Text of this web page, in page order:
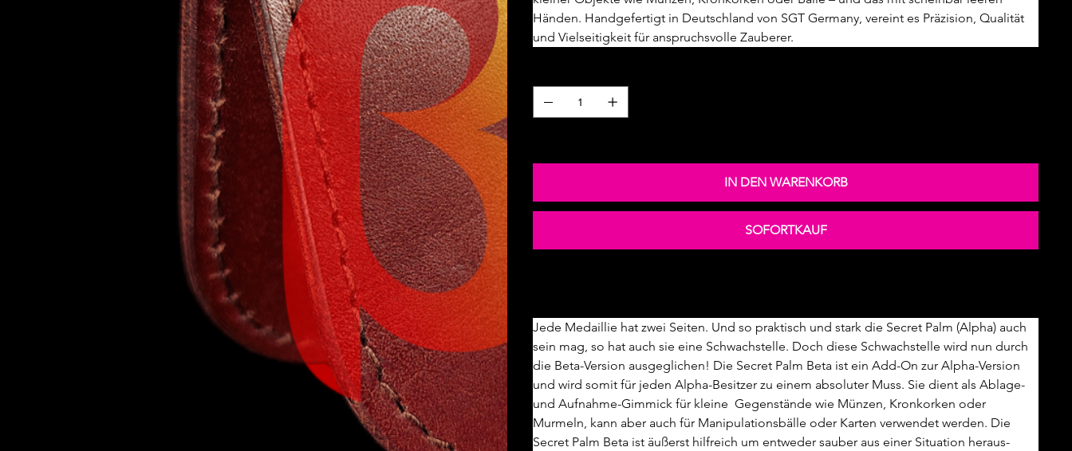
Händen. Handgefertigt in Deutschland von SGT Germany, vereint es Präzision, Qualität
und Vielseitigkeit für anspruchsvolle Zauberer.
IN DEN WARENKORB
SOFORTKAUF
Jede Medaillie hat zwei Seiten. Und so praktisch und stark die Secret Palm (Alpha) auch
sein mag, so hat auch sie eine Schwachstelle. Doch diese Schwachstelle wird nun durch
die Beta-Version ausgeglichen! Die Secret Palm Beta ist ein Add-On zur Alpha-Version
und wird somit für jeden Alpha-Besitzer zu einem absoluter Muss. Sie dient als Ablage-
und Aufnahme-Gimmick für kleine  Gegenstände wie Münzen, Kronkorken oder
Murmeln, kann aber auch für Manipulationsbälle oder Karten verwendet werden. Die
Secret Palm Beta ist äußerst hilfreich um entweder sauber aus einer Situation heraus-